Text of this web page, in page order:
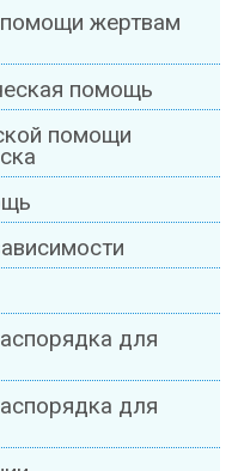
помощи жертвам
помощь
помощи
для
для